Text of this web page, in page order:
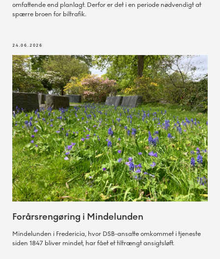
omfattende end planlagt. Derfor er det i en periode nødvendigt at
spærre broen for biltrafik.
24.06.2026
Forårsrengøring i Mindelunden
Mindelunden i Fredericia, hvor DSB-ansatte omkommet i tjeneste
siden 1847 bliver mindet, har fået et tiltrængt ansigtsløft.